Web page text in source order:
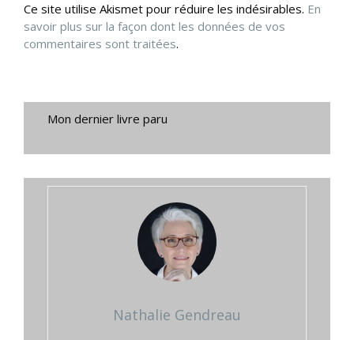
Ce site utilise Akismet pour réduire les indésirables. En
savoir plus sur la façon dont les données de vos
commentaires sont traitées.
Mon dernier livre paru
Nathalie Gendreau